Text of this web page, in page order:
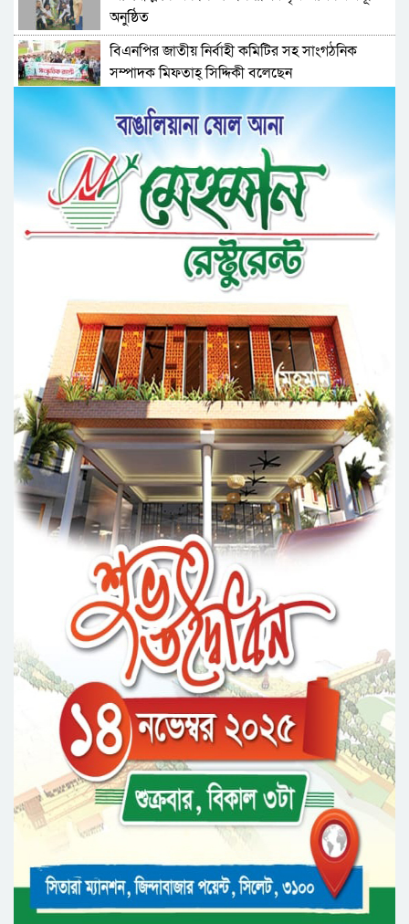
অনুষ্ঠিত
বিএনপির জাতীয় নির্বাহী কমিটির সহ সাংগঠনিক
সম্পাদক মিফতাহ্ সিদ্দিকী বলেছেন
সিলেট জেলা জামায়াতে ইসলামীর এ্যাসিস্ট্যান্ট
সেক্রেটারী অধ্যক্ষ নজরুল ইসলাম বলেছেন
সিলেটে গ্যাস সংকট নিয়ে যা বলল জালালাবাদ
প্রতিষ্ঠার এক বছর: গবেষণা, অর্জন ও অঙ্গীকারে নতুন
দিগন্তে মেট্রোপলিটন ইউনিভার্সিটি রিসার্চ সোসাইটি
জেলা পরিষদের প্রশাসক আবুল কাহের চৌধুরী জুলাই
স্মৃতিস্তম্ভে শ্রদ্ধা নিবেদন
সিলেট মহানগর ছাত্রশিবিরের মিছিল সম্পন্ন
ধরিত্রী রক্ষায় আমরা’র উদ্যোগে সিলেটে বৃক্ষ রোপনের
কর্মসূচি পালন
সিলেটে সড়ক দু*র্ঘ*ট*নায় প্রাণ গেল যুবকের
নর্থ ইস্ট ইউনিভার্সিটিতে রচনা ও আবৃত্তি
প্রতিযোগিতার পুরষ্কার বিতরণী অনুষ্ঠিত
সিকৃবি’তে জুলাই গণ-অভ্যুত্থান দিবস উপলক্ষে
বৃক্ষরোপণ কর্মসুচি পালন
রসময় মেমোরিয়াল উচ্চ বিদ্যালয়ের নতুন ভবনের
উদ্বোধন করলেন মন্ত্রী মুক্তাদির